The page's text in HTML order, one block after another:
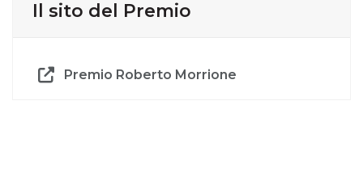
Il sito del Premio
Premio Roberto Morrione